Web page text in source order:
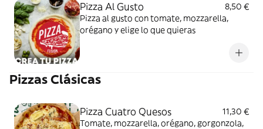
Pizza Al Gusto
8,50 €
Pizza al gusto con tomate, mozzarella,
orégano y elige lo que quieras
Pizzas Clásicas
Pizza Cuatro Quesos
11,30 €
Tomate, mozzarella, orégano, gorgonzola,